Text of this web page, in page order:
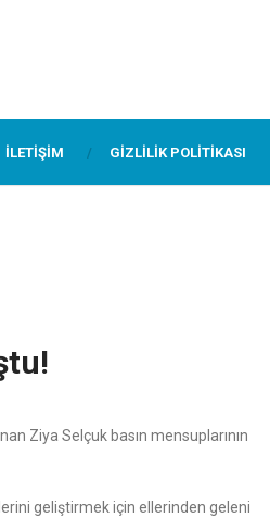
İLETIŞIM GIZLILIK POLITIKASI
Ziya Selçuk basın mensuplarının
geliştirmek için ellerinden geleni